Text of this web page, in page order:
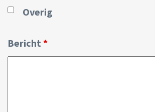
Overig
Bericht *